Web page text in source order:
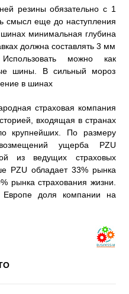
резины обязательно с 1
смысл еще до наступления
минимальная глубина
должна составлять 3 мм
можно как
шины. В сильный мороз
в шинах
страховая компания
входящая в странах
крупнейших. По размеру
ущерба PZU
из ведущих страховых
PZU обладает 33% рынка
рынка страхования жизни.
доля компании на